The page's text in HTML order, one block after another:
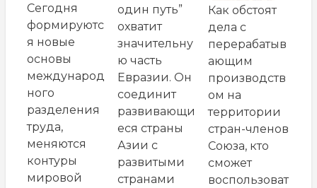
Сегодня
формируютс
я новые
основы
международ
ного
разделения
труда,
меняются
контуры
мировой
один путь”
охватит
значительну
ю часть
Евразии. Он
соединит
развивающи
еся страны
Азии с
развитыми
странами
Как обстоят
дела с
перерабатыв
ающим
производств
ом на
территории
стран-членов
Союза, кто
сможет
воспользоват